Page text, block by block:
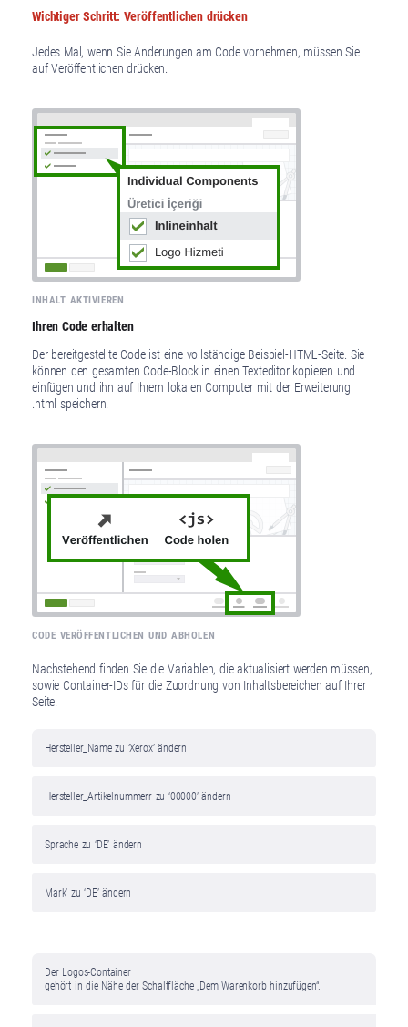
Wichtiger Schritt: Veröffentlichen drücken
Jedes Mal, wenn Sie Änderungen am Code vornehmen, müssen Sie
auf Veröffentlichen drücken.
INHALT AKTIVIEREN
Ihren Code erhalten
Der bereitgestellte Code ist eine vollständige Beispiel-HTML-Seite. Sie
können den gesamten Code-Block in einen Texteditor kopieren und
einfügen und ihn auf Ihrem lokalen Computer mit der Erweiterung
.html speichern.
CODE VERÖFFENTLICHEN UND ABHOLEN
Nachstehend finden Sie die Variablen, die aktualisiert werden müssen,
sowie Container-IDs für die Zuordnung von Inhaltsbereichen auf Ihrer
Seite.
Hersteller_Name zu ‘Xerox’ ändern
Hersteller_Artikelnummerr zu ‘00000’ ändern
Sprache zu ‘DE’ ändern
Mark’ zu ‘DE’ ändern
Der Logos-Container
gehört in die Nähe der Schaltfläche „Dem Warenkorb hinzufügen“.